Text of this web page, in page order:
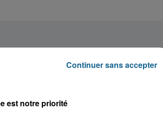
est notre priorité
Continuer sans accepter